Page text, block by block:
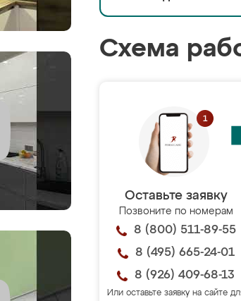
Схема
Оставьте заявку
Позвоните по номерам
8 (800) 511-89-55
8 (495) 665-24-01
8 (926) 409-68-13
Или оставьте заявку на сайте